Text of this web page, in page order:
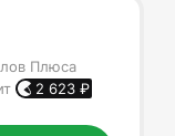
Плюса
2 623 ₽